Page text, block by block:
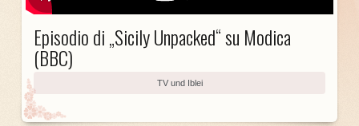
Episodio di „Sicily Unpacked“ su Modica
(BBC)
TV und Iblei